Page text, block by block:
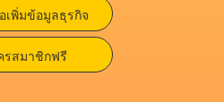
เพิ่มข้อมูลธุรกิจ
รสมาชิกฟรี